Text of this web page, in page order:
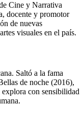
Cine y Narrativa
docente y promotor
de nuevas
visuales en el país.
Saltó a la fama
de noche (2016),
con sensibilidad